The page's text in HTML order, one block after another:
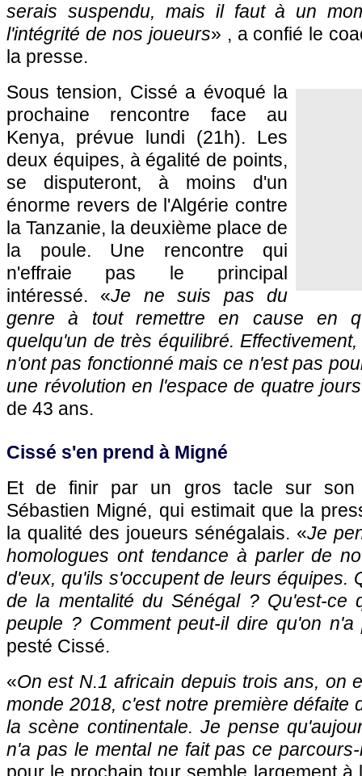
serais suspendu, mais il faut à un
l'intégrité de nos joueurs» , a confié le
la presse.
Sous tension, Cissé a évoqué la
prochaine rencontre face au
Kenya, prévue lundi (21h). Les
deux équipes, à égalité de points,
se disputeront, à moins d'un
énorme revers de l'Algérie contre
la Tanzanie, la deuxième place de
la poule. Une rencontre qui
n'effraie pas le principal
intéressé. «Je ne suis pas du
genre à tout remettre en cause en
quelqu'un de très équilibré.
n'ont pas fonctionné mais ce n'est pas
une révolution en l'espace de quatre jours
de 43 ans.
Cissé s'en prend à Migné
Et de finir par un gros tacle sur son
Sébastien Migné, qui estimait que la
la qualité des joueurs sénégalais. «Je
homologues ont tendance à parler de
d'eux, qu'ils s'occupent de leurs équipes.
de la mentalité du Sénégal ? Qu'est-ce
peuple ? Comment peut-il dire qu'on
pesté Cissé.
«On est N.1 africain depuis trois ans, on
monde 2018, c'est notre première défaite
la scène continentale. Je pense
n'a pas le mental ne fait pas ce